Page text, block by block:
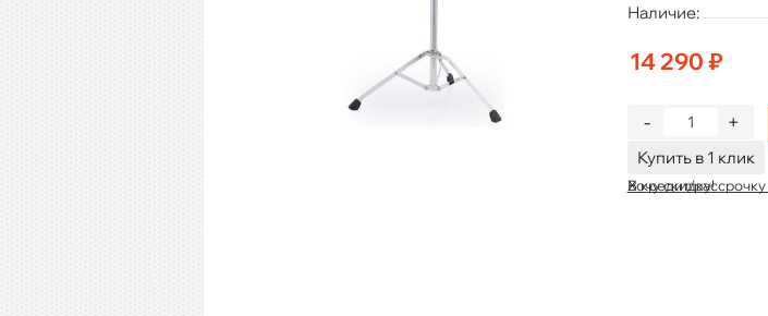
Наличие:
14 290 ₽
+
-
Купить в 1 клик
В кредит/
Хочу скидку!